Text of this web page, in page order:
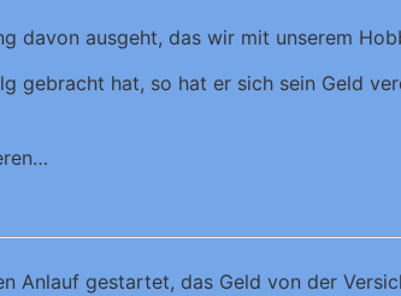
davon ausgeht, das wir mit unserem
hat, so hat er sich sein Geld
Anlauf gestartet, das Geld von der